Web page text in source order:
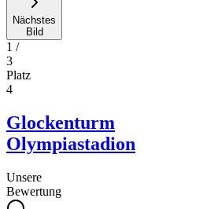
Nächstes
Bild
1 /
3
Platz
4
Glockenturm
Olympiastadion
Unsere
Bewertung